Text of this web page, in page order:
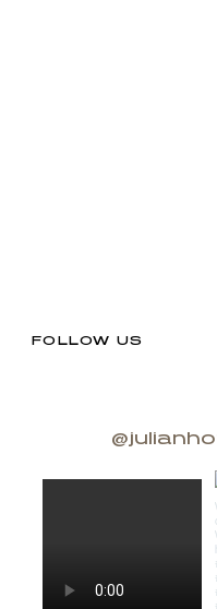
FOLLOW US